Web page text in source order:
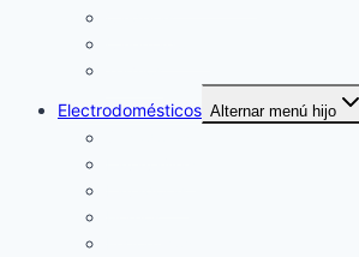
Electrodomésticos Alternar menú hijo